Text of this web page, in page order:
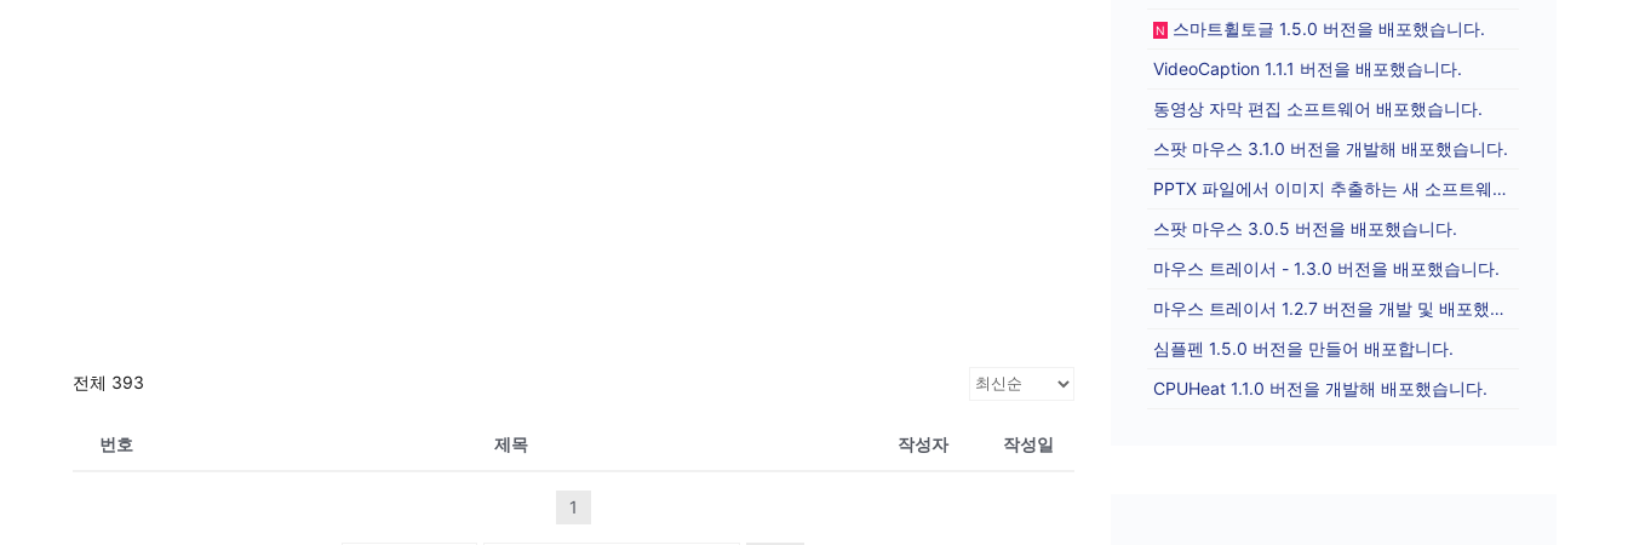
전체 393
번호 제목 작성자 작성일
1
N
스마트휠토글 1.5.0 버전을 배포했습니다.
VideoCaption 1.1.1 버전을 배포했습니다.
동영상 자막 편집 소프트웨어 배포했습니다.
스팟 마우스 3.1.0 버전을 개발해 배포했습니다.
PPTX 파일에서 이미지 추출하는 새 소프트웨어를 배포합니다.
스팟 마우스 3.0.5 버전을 배포했습니다.
마우스 트레이서 - 1.3.0 버전을 배포했습니다.
마우스 트레이서 1.2.7 버전을 개발 및 배포했습니다.
심플펜 1.5.0 버전을 만들어 배포합니다.
CPUHeat 1.1.0 버전을 개발해 배포했습니다.